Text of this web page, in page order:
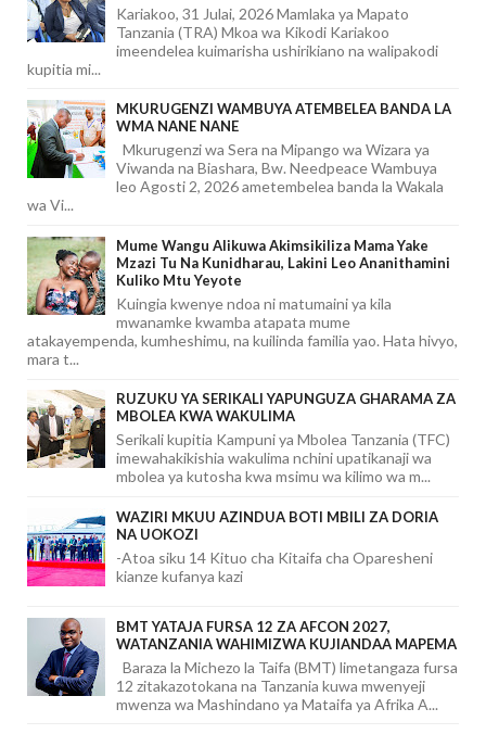
Kariakoo, 31 Julai, 2026 Mamlaka ya Mapato
Tanzania (TRA) Mkoa wa Kikodi Kariakoo
imeendelea kuimarisha ushirikiano na walipakodi
kupitia mi...
MKURUGENZI WAMBUYA ATEMBELEA BANDA LA
WMA NANE NANE
Mkurugenzi wa Sera na Mipango wa Wizara ya
Viwanda na Biashara, Bw. Needpeace Wambuya
leo Agosti 2, 2026 ametembelea banda la Wakala
wa Vi...
Mume Wangu Alikuwa Akimsikiliza Mama Yake
Mzazi Tu Na Kunidharau, Lakini Leo Ananithamini
Kuliko Mtu Yeyote
Kuingia kwenye ndoa ni matumaini ya kila
mwanamke kwamba atapata mume
atakayempenda, kumheshimu, na kuilinda familia yao. Hata hivyo,
mara t...
RUZUKU YA SERIKALI YAPUNGUZA GHARAMA ZA
MBOLEA KWA WAKULIMA
Serikali kupitia Kampuni ya Mbolea Tanzania (TFC)
imewahakikishia wakulima nchini upatikanaji wa
mbolea ya kutosha kwa msimu wa kilimo wa m...
WAZIRI MKUU AZINDUA BOTI MBILI ZA DORIA
NA UOKOZI
-Atoa siku 14 Kituo cha Kitaifa cha Oparesheni
kianze kufanya kazi
BMT YATAJA FURSA 12 ZA AFCON 2027,
WATANZANIA WAHIMIZWA KUJIANDAA MAPEMA
Baraza la Michezo la Taifa (BMT) limetangaza fursa
12 zitakazotokana na Tanzania kuwa mwenyeji
mwenza wa Mashindano ya Mataifa ya Afrika A...